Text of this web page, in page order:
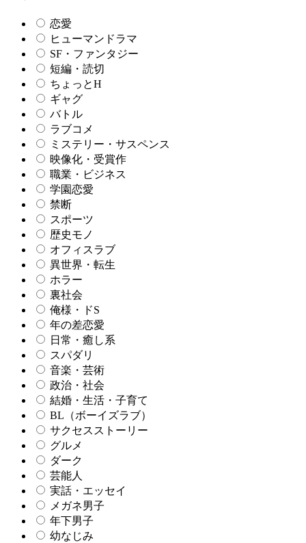
恋愛
ヒューマンドラマ
SF・ファンタジー
短編・読切
ちょっとH
ギャグ
バトル
ラブコメ
ミステリー・サスペンス
映像化・受賞作
職業・ビジネス
学園恋愛
禁断
スポーツ
歴史モノ
オフィスラブ
異世界・転生
ホラー
裏社会
俺様・ドS
年の差恋愛
日常・癒し系
スパダリ
音楽・芸術
政治・社会
結婚・生活・子育て
BL（ボーイズラブ）
サクセスストーリー
グルメ
ダーク
芸能人
実話・エッセイ
メガネ男子
年下男子
幼なじみ